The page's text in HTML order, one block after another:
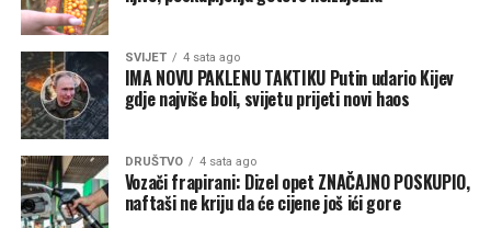
SVIJET 4 sata ago
IMA NOVU PAKLENU TAKTIKU Putin udario Kijev
gdje najviše boli, svijetu prijeti novi haos
DRUŠTVO 4 sata ago
Vozači frapirani: Dizel opet ZNAČAJNO POSKUPIO,
naftaši ne kriju da će cijene još ići gore